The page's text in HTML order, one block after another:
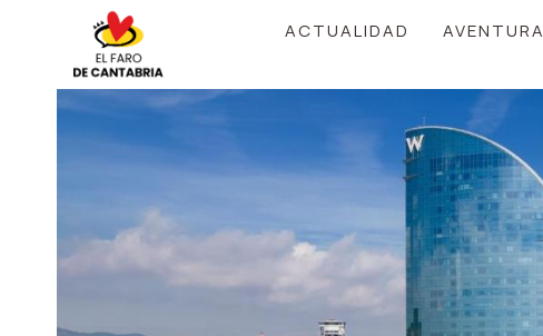
contenido
ACTUALIDAD AVENTURA